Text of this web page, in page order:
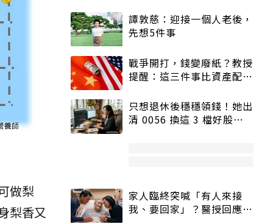
做梨
梨香又
譚敦慈：迎接一個人老後，
先想5件事
戰爭開打，錢變廢紙？教授
提醒：這三件事比資產配置
只想退休後穩穩領錢！她出
清 0056 換這 3 檔好股：
家人臨終突喊「有人來接
我、要回家」？醫授回應方